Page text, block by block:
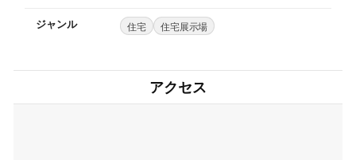
ジャンル 住宅 住宅展示場
アクセス